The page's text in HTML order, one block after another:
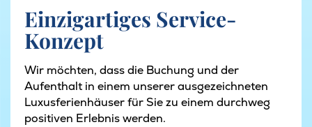
Einzigartiges Service-
Konzept
Wir möchten, dass die Buchung und der
Aufenthalt in einem unserer ausgezeichneten
Luxusferienhäuser für Sie zu einem durchweg
positiven Erlebnis werden.